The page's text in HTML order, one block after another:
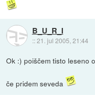
B_U_R_I
::21. jul 2005, 21:44
Ok :) poiščem tisto leseno
če pridem seveda